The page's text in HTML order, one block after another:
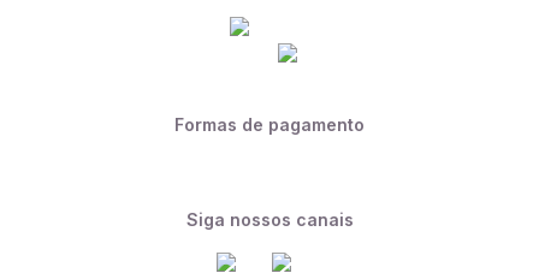
Formas de pagamento
Siga nossos canais